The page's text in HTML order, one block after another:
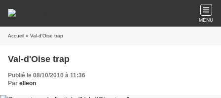
MENU
Accueil » Val-d'Oise trap
Val-d'Oise trap
Publié le 08/10/2010 à 11:36
Par elleon